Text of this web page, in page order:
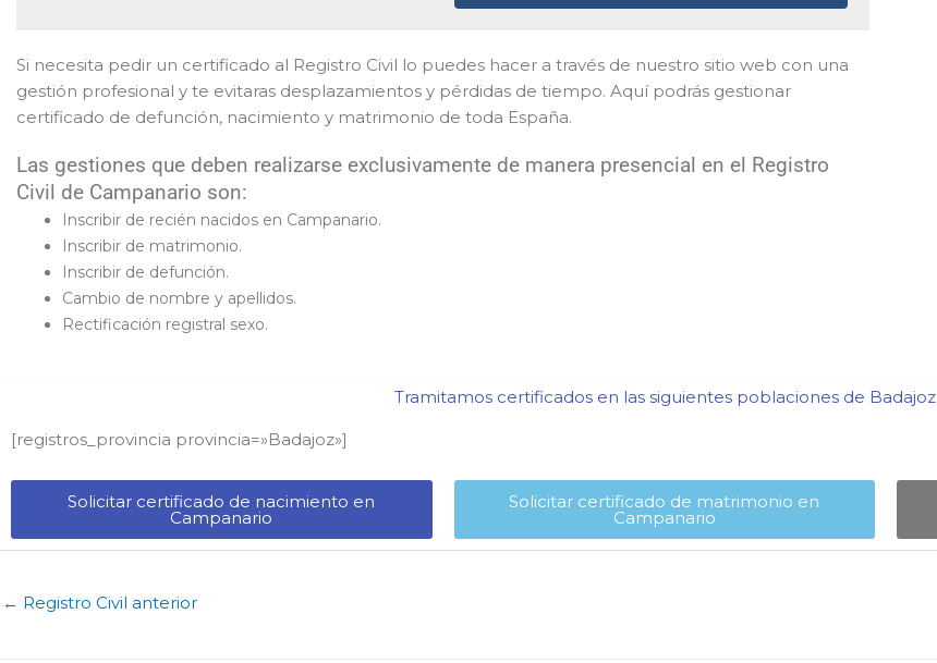
Si necesita pedir un certificado al Registro Civil lo puedes hacer a través de nuestro sitio web con una
gestión profesional y te evitaras desplazamientos y pérdidas de tiempo. Aquí podrás gestionar
certificado de defunción, nacimiento y matrimonio de toda España.
Las gestiones que deben realizarse exclusivamente de manera presencial en el Registro
Civil de Campanario son:
Inscribir de recién nacidos en Campanario.
Inscribir de matrimonio.
Inscribir de defunción.
Cambio de nombre y apellidos.
Rectificación registral sexo.
Tramitamos certificados en las siguientes poblaciones de Badajoz​
[registros_provincia provincia=»Badajoz​»]
Solicitar certificado de nacimiento en
Campanario​
Solicitar certificado de matrimonio en
Campanario​
← Registro Civil anterior